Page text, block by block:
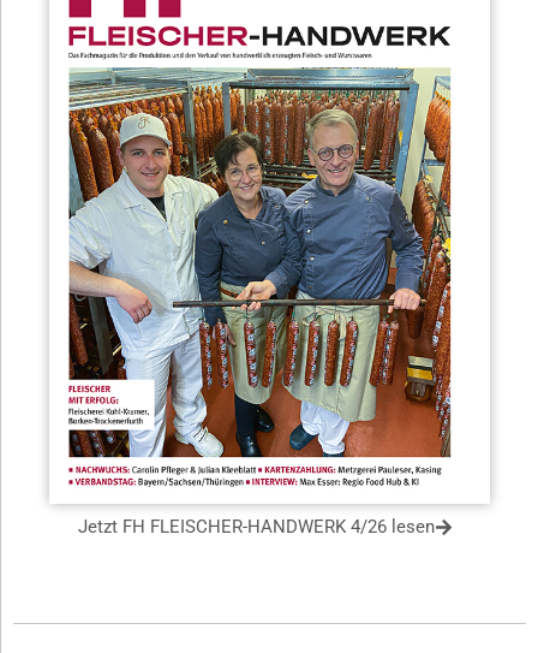
Jetzt FH FLEISCHER-HANDWERK 4/26 lesen